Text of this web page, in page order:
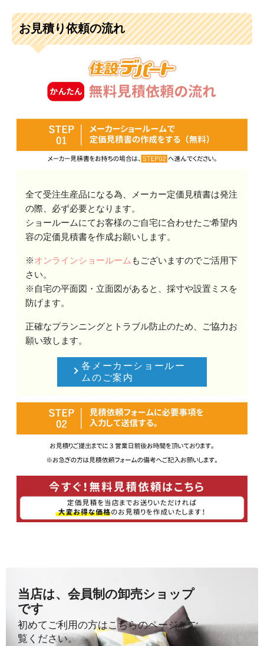
お見積り依頼の流れ
全て受注生産品になる為、メーカー定価見積書は発注
の際、必ず必要となります。
ショールームにてお客様のご自宅に合わせたご希望内
容の定価見積書を作成お願いします。
※オンラインショールーム もございますのでご活用下
さい。
※自宅の平面図・立面図があると、採寸や設置ミスを
防げます。
正確なプランニングとトラブル防止のため、ご協力お
願い致します。
各メーカーショールー
ムのご案内
当店は、会員制の卸売ショップ
です
初めてご利用の方はこちらのページをご
覧ください。